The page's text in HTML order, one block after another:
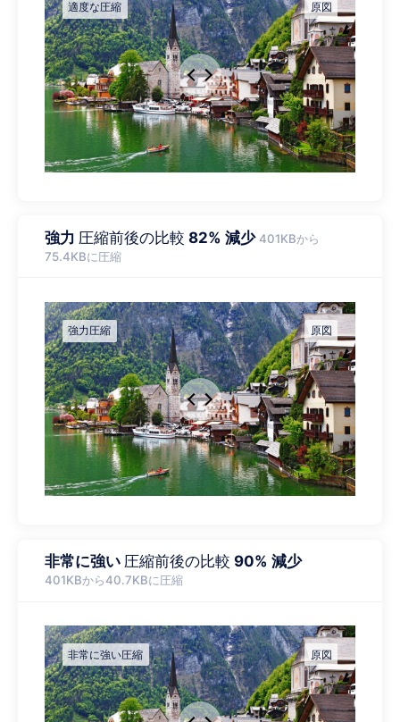
強力 圧縮前後の比較 82% 減少 401KBから
75.4KBに圧縮
非常に強い 圧縮前後の比較 90% 減少
401KBから40.7KBに圧縮